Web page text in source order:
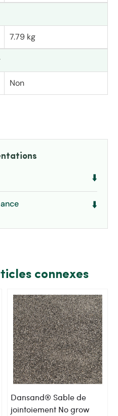
7.79 kg
Non
⬇️
⬇️
connexes
Dansand® Sable de
jointoiement No grow